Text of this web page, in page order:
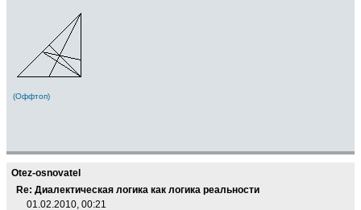
(Оффтоп)
Otez-osnovatel
Re: Диалектическая логика как логика реальности
01.02.2010, 00:21